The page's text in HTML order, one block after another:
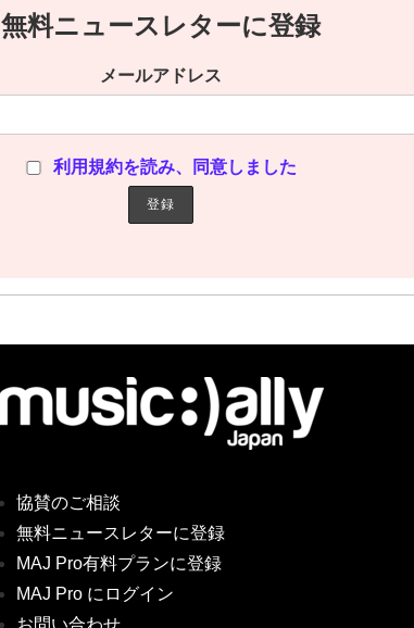
無料ニュースレターに登録
メールアドレス
利用規約を読み、同意しました
協賛のご相談
無料ニュースレターに登録
MAJ Pro有料プランに登録
MAJ Pro にログイン
お問い合わせ